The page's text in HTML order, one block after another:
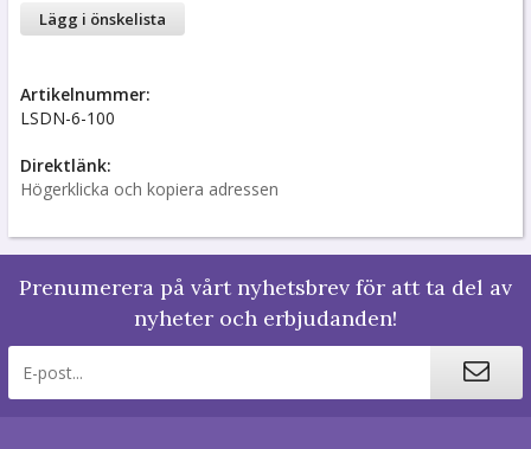
Lägg i önskelista
Artikelnummer:
LSDN-6-100
Direktlänk:
Högerklicka och kopiera adressen
Prenumerera på vårt nyhetsbrev för att ta del av
nyheter och erbjudanden!